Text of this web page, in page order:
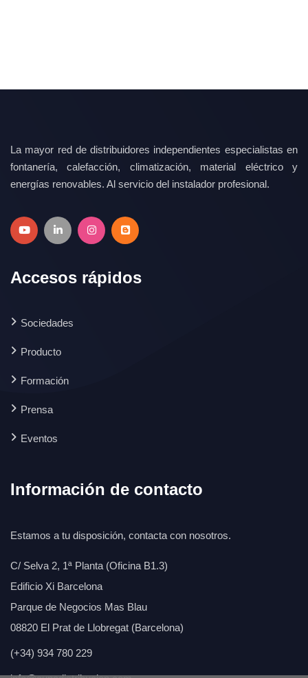
La mayor red de distribuidores independientes especialistas en
fontanería, calefacción, climatización, material eléctrico y
energías renovables. Al servicio del instalador profesional.
Accesos rápidos
Sociedades
Producto
Formación
Prensa
Eventos
Información de contacto
Estamos a tu disposición, contacta con nosotros.
C/ Selva 2, 1ª Planta (Oficina B1.3)
Edificio Xi Barcelona
Parque de Negocios Mas Blau
08820 El Prat de Llobregat (Barcelona)
(+34) 934 780 229